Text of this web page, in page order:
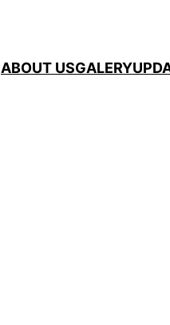
ABOUT USGALERY